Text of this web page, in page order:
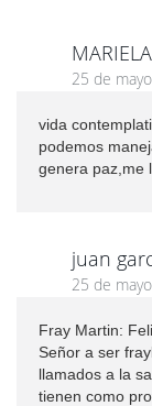
25 de
vida
podemos
genera paz,me
juan
25 de
Fray Martin:
Señor a ser
llamados a la
tienen como